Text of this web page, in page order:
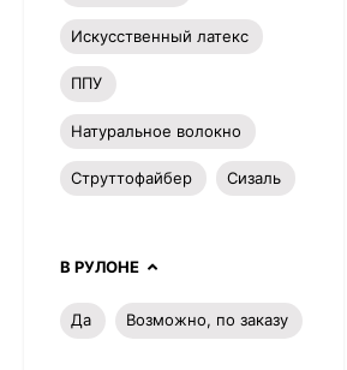
Искусственный латекс
ППУ
Натуральное волокно
Струттофайбер Сизаль
В РУЛОНЕ
Да Возможно, по заказу